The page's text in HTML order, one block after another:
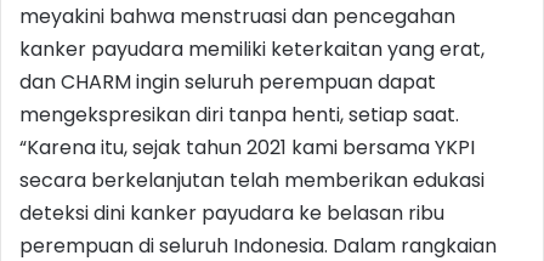
meyakini bahwa menstruasi dan pencegahan
kanker payudara memiliki keterkaitan yang erat,
dan CHARM ingin seluruh perempuan dapat
mengekspresikan diri tanpa henti, setiap saat.
“Karena itu, sejak tahun 2021 kami bersama YKPI
secara berkelanjutan telah memberikan edukasi
deteksi dini kanker payudara ke belasan ribu
perempuan di seluruh Indonesia. Dalam rangkaian